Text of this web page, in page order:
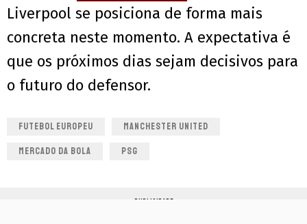
Liverpool se posiciona de forma mais
concreta neste momento. A expectativa é
que os próximos dias sejam decisivos para
o futuro do defensor.
FUTEBOL EUROPEU MANCHESTER UNITED
MERCADO DA BOLA PSG
PUBLICIDADE